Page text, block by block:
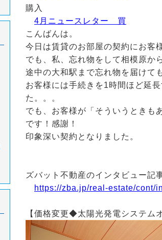
購入
4月ニュースレター 買
こんばんは。
今日は賃貸のお部屋の契約にお客
でも、私、忘れ物をして相模原か
途中の大和駅まで忘れ物を届けて
お客様には手続きを1時間ほど延
た。。。
でも、お客様が「そういうときも
です！感謝！
印象深い契約となりました。
ズバット不動産のインタビュー記
https://zba.jp/real-estate/cont/
【価格変更◆太陽光発電システム